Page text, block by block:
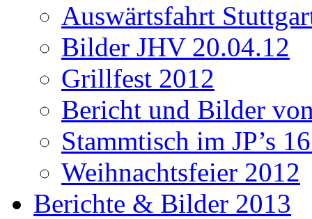
Auswärtsfahrt
Bilder JHV 20.04.12
Grillfest 2012
Bericht und Bilder
Stammtisch im JP’s
Weihnachtsfeier 2012
Berichte & Bilder 2013